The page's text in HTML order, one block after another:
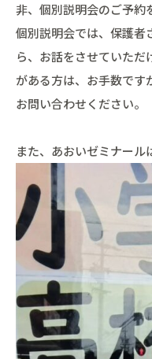
非、個別説明会のご予約
個別説明会では、保護者
ら、お話をさせていた
がある方は、お手数です
お問い合わせください。
また、あおいゼミナール